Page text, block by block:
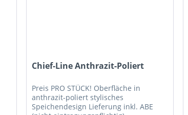
Chief-Line Anthrazit-Poliert
Preis PRO STÜCK! Oberfläche in
anthrazit-poliert stylisches
Speichendesign Lieferung inkl. ABE